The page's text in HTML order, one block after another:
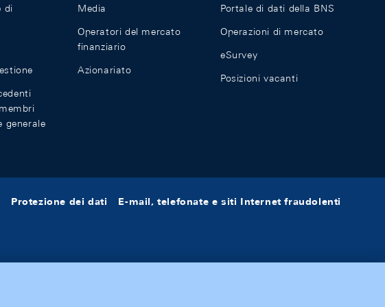
di
generale
Media
Operatori del mercato
finanziario
Azionariato
Portale di dati della BNS
Operazioni di mercato
eSurvey
Posizioni vacanti
Protezione dei dati E-mail, telefonate e siti Internet fraudolenti